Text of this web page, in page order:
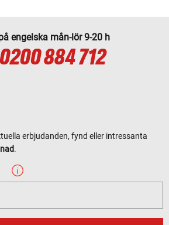
engelska mån-lör 9-20 h
0200 884 712
erbjudanden, fynd eller intressanta
.